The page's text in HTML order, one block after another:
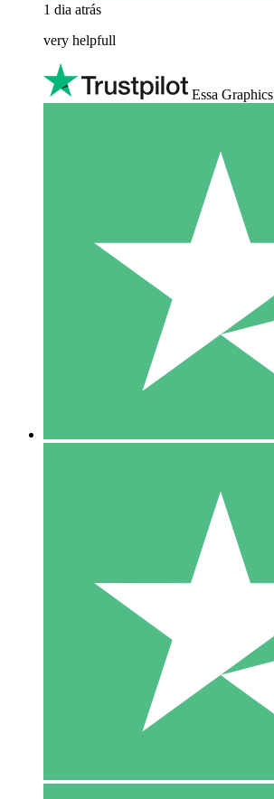
1 dia atrás
very helpfull
Essa Graphics